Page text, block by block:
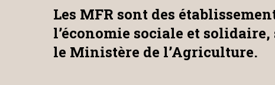
Les MFR sont des
l’économie sociale et
le Ministère de l’Agriculture.